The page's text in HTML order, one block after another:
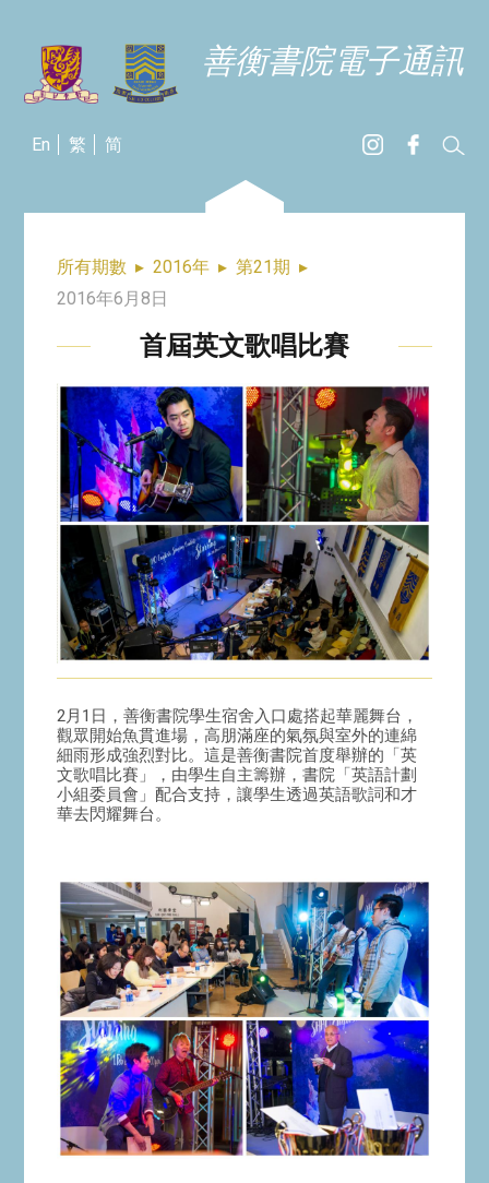
善衡書院電子通訊
En 繁 简
所有期數 ▸ 2016年 ▸ 第21期 ▸
2016年6月8日
首屆英文歌唱比賽
2月1日，善衡書院學生宿舍入口處搭起華麗舞台，
觀眾開始魚貫進場，高朋滿座的氣氛與室外的連綿
細雨形成強烈對比。這是善衡書院首度舉辦的「英
文歌唱比賽」，由學生自主籌辦，書院「英語計劃
小組委員會」配合支持，讓學生透過英語歌詞和才
華去閃耀舞台。